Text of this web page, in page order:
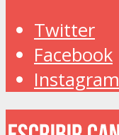
Twitter
Facebook
Instagram